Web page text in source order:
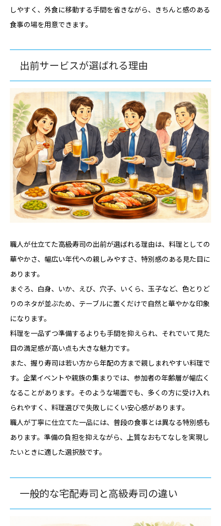
しやすく、外食に移動する手間を省きながら、きちんと感のある
食事の場を用意できます。
出前サービスが選ばれる理由
職人が仕立てた高級寿司の出前が選ばれる理由は、料理としての
華やかさ、幅広い年代への親しみやすさ、特別感のある見た目に
あります。
まぐろ、白身、いか、えび、穴子、いくら、玉子など、色とりど
りのネタが並ぶため、テーブルに置くだけで自然と華やかな印象
になります。
料理を一品ずつ準備するよりも手間を抑えられ、それでいて見た
目の満足感が高い点も大きな魅力です。
また、握り寿司は若い方から年配の方まで親しまれやすい料理で
す。企業イベントや親族の集まりでは、参加者の年齢層が幅広く
なることがあります。そのような場面でも、多くの方に受け入れ
られやすく、料理選びで失敗しにくい安心感があります。
職人が丁寧に仕立てた一品には、普段の食事とは異なる特別感も
あります。準備の負担を抑えながら、上質なおもてなしを実現し
たいときに適した選択肢です。
一般的な宅配寿司と高級寿司の違い